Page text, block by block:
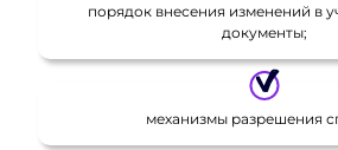
порядок внесения изменений в
документы;
механизмы разрешения